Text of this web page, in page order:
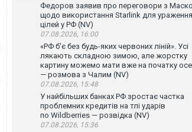
Федоров заявив про переговори з
щодо використання Starlink для ураження
цілей у РФ (NV)
07.08.2026, 16:00
«РФ б'є без будь-яких червоних ліній». Усі
лякають складною зимою, але жорстку
картину можемо мати вже на початку
— розмова з Чалим (NV)
07.08.2026, 15:48
У найбільших банках РФ зростає частка
проблемних кредитів на тлі ударів
по Wildberries — розвідка (NV)
07.08.2026, 15:36